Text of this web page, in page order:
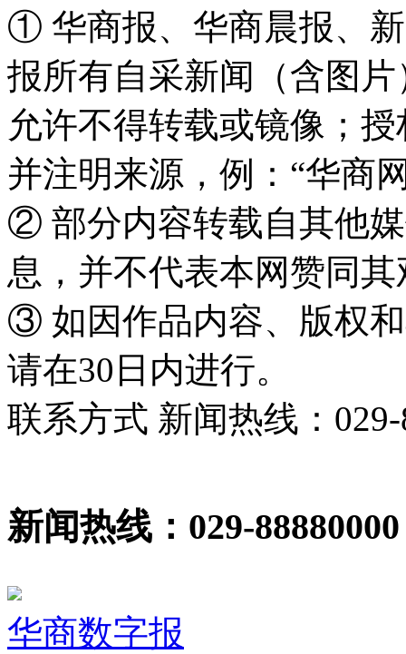
① 华商报、华商晨报、
报所有自采新闻（含图
允许不得转载或镜像；
并注明来源，例：“华商
② 部分内容转载自其他
息，并不代表本网赞同
③ 如因作品内容、版权
请在30日内进行。
联系方式 新闻热线：029-
新闻热线：029-88880000
华商数字报